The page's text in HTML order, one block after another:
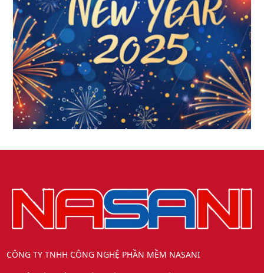
CÔNG TY TNHH CÔNG NGHỆ PHẦN MỀM NASANI